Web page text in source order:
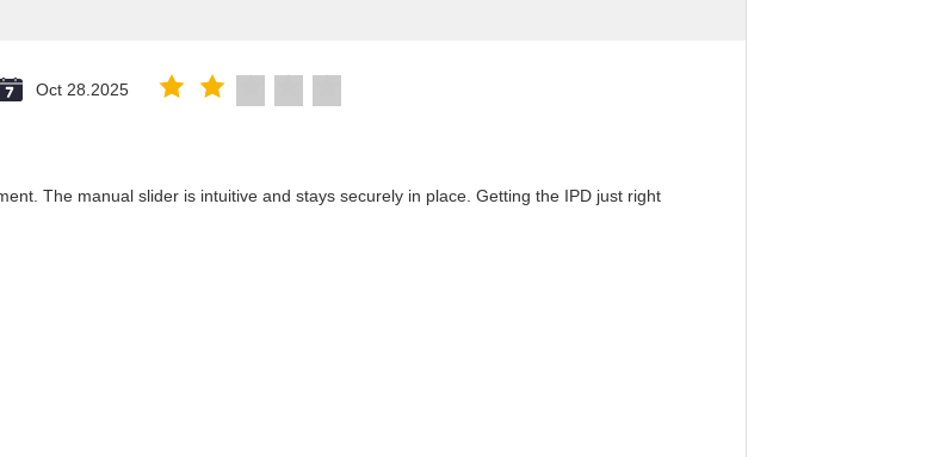
Oct 28.2025
The manual slider is intuitive and stays securely in place. Getting the IPD just right